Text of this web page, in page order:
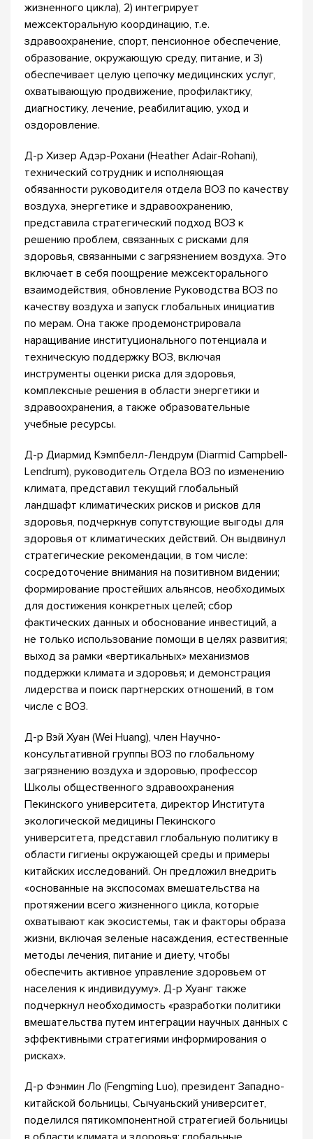
жизненного цикла), 2) интегрирует
межсекторальную координацию, т.е.
здравоохранение, спорт, пенсионное обеспечение,
образование, окружающую среду, питание, и 3)
обеспечивает целую цепочку медицинских услуг,
охватывающую продвижение, профилактику,
диагностику, лечение, реабилитацию, уход и
оздоровление.
Д-р Хизер Адэр-Рохани (Heather Adair-Rohani),
технический сотрудник и исполняющая
обязанности руководителя отдела ВОЗ по качеству
воздуха, энергетике и здравоохранению,
представила стратегический подход ВОЗ к
решению проблем, связанных с рисками для
здоровья, связанными с загрязнением воздуха. Это
включает в себя поощрение межсекторального
взаимодействия, обновление Руководства ВОЗ по
качеству воздуха и запуск глобальных инициатив
по мерам. Она также продемонстрировала
наращивание институционального потенциала и
техническую поддержку ВОЗ, включая
инструменты оценки риска для здоровья,
комплексные решения в области энергетики и
здравоохранения, а также образовательные
учебные ресурсы.
Д-р Диармид Кэмпбелл-Лендрум (Diarmid Campbell-
Lendrum), руководитель Отдела ВОЗ по изменению
климата, представил текущий глобальный
ландшафт климатических рисков и рисков для
здоровья, подчеркнув сопутствующие выгоды для
здоровья от климатических действий. Он выдвинул
стратегические рекомендации, в том числе:
сосредоточение внимания на позитивном видении;
формирование простейших альянсов, необходимых
для достижения конкретных целей; сбор
фактических данных и обоснование инвестиций, а
не только использование помощи в целях развития;
выход за рамки «вертикальных» механизмов
поддержки климата и здоровья; и демонстрация
лидерства и поиск партнерских отношений, в том
числе с ВОЗ.
Д-р Вэй Хуан (Wei Huang), член Научно-
консультативной группы ВОЗ по глобальному
загрязнению воздуха и здоровью, профессор
Школы общественного здравоохранения
Пекинского университета, директор Института
экологической медицины Пекинского
университета, представил глобальную политику в
области гигиены окружающей среды и примеры
китайских исследований. Он предложил внедрить
«основанные на экспосомах вмешательства на
протяжении всего жизненного цикла, которые
охватывают как экосистемы, так и факторы образа
жизни, включая зеленые насаждения, естественные
методы лечения, питание и диету, чтобы
обеспечить активное управление здоровьем от
населения к индивидууму». Д-р Хуанг также
подчеркнул необходимость «разработки политики
вмешательства путем интеграции научных данных с
эффективными стратегиями информирования о
рисках».
Д-р Фэнмин Ло (Fengming Luo), президент Западно-
китайской больницы, Сычуаньский университет,
поделился пятикомпонентной стратегией больницы